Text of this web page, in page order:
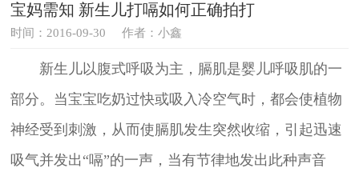
宝妈需知 新生儿打嗝如何正确拍打
时间：2016-09-30 作者：小鑫
新生儿以腹式呼吸为主，膈肌是婴儿呼吸肌的一
部分。当宝宝吃奶过快或吸入冷空气时，都会使植物
神经受到刺激，从而使膈肌发生突然收缩，引起迅速
吸气并发出“嗝”的一声，当有节律地发出此种声音